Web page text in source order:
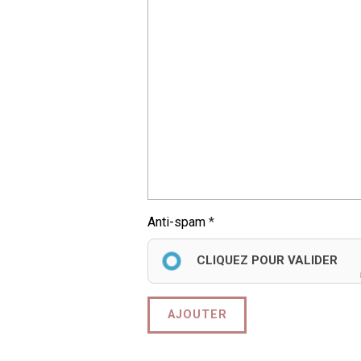
Anti-spam
CLIQUEZ POUR VALIDER
AJOUTER